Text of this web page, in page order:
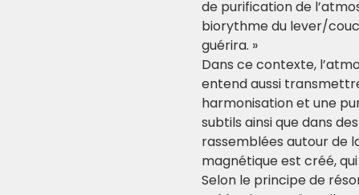
de purification de
biorythme du lever/
guérira. »
Dans ce contexte,
entend aussi
harmonisation et une
subtils ainsi que dans
rassemblées autour de
magnétique est créé,
Selon le principe de